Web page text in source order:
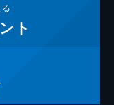
ト